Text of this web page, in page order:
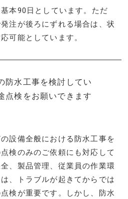
本90日としています。ただ
注が後ろにずれる場合は、状
可能としています。
防水工事を検討してい
点検をお願いできます
設備全般における防水工事を
検のみのご依頼にも対応して
、製品管理、従業員の作業環
、トラブルが起きてからでは
検が重要です。しかし、防水